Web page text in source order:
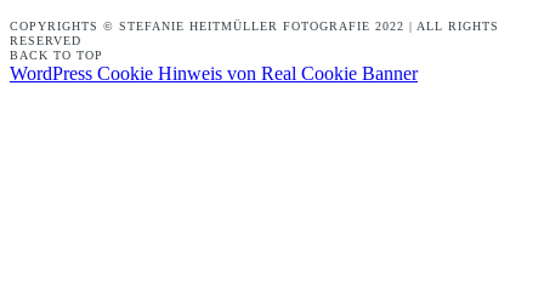
COPYRIGHTS © STEFANIE HEITMÜLLER FOTOGRAFIE 2022 | ALL RIGHTS
RESERVED
BACK TO TOP
WordPress Cookie Hinweis von Real Cookie Banner